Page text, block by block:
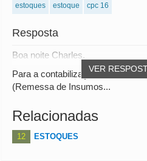
estoques estoque cpc 16
Resposta
VER
Boa noite Charles.
Para a contabilização de notas
(Remessa de Insumos...
Relacionadas
12 ESTOQUES